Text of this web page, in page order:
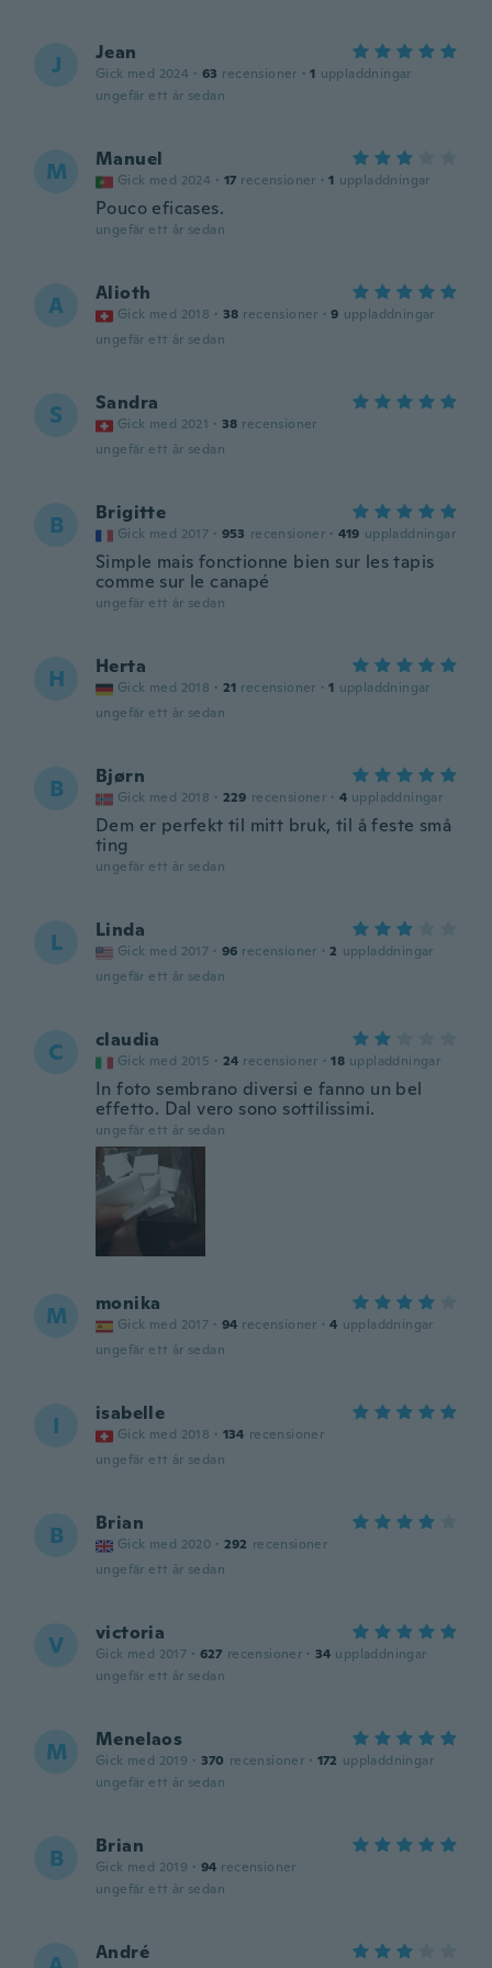
J Jean
Gick med 2024 · 63 recensioner · 1 uppladdningar
ungefär ett år sedan
M Manuel
Gick med 2024 · 17 recensioner · 1 uppladdningar
Pouco eficases.
ungefär ett år sedan
A Alioth
Gick med 2018 · 38 recensioner · 9 uppladdningar
ungefär ett år sedan
S Sandra
Gick med 2021 · 38 recensioner
ungefär ett år sedan
B Brigitte
Gick med 2017 · 953 recensioner · 419 uppladdningar
Simple mais fonctionne bien sur les tapis
comme sur le canapé
ungefär ett år sedan
H Herta
Gick med 2018 · 21 recensioner · 1 uppladdningar
ungefär ett år sedan
B Bjørn
Gick med 2018 · 229 recensioner · 4 uppladdningar
Dem er perfekt til mitt bruk, til å feste små
ting
ungefär ett år sedan
L Linda
Gick med 2017 · 96 recensioner · 2 uppladdningar
ungefär ett år sedan
C claudia
Gick med 2015 · 24 recensioner · 18 uppladdningar
In foto sembrano diversi e fanno un bel
effetto. Dal vero sono sottilissimi.
ungefär ett år sedan
M monika
Gick med 2017 · 94 recensioner · 4 uppladdningar
ungefär ett år sedan
I isabelle
Gick med 2018 · 134 recensioner
ungefär ett år sedan
B Brian
Gick med 2020 · 292 recensioner
ungefär ett år sedan
V victoria
Gick med 2017 · 627 recensioner · 34 uppladdningar
ungefär ett år sedan
M Menelaos
Gick med 2019 · 370 recensioner · 172 uppladdningar
ungefär ett år sedan
B Brian
Gick med 2019 · 94 recensioner
ungefär ett år sedan
André